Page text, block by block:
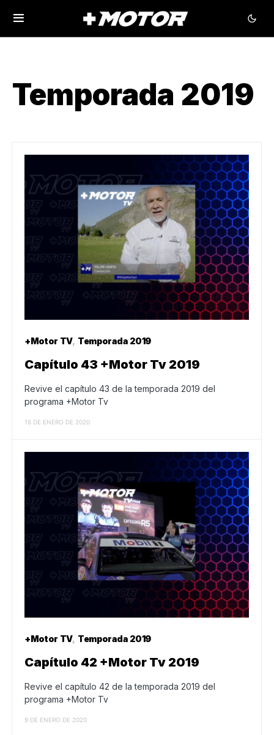
Temporada 2019
+Motor TV Temporada 2019
Capítulo 43 +Motor Tv 2019
Revive el capítulo 43 de la temporada 2019 del
programa +Motor Tv
16 DE ENERO DE 2020
+Motor TV Temporada 2019
Capítulo 42 +Motor Tv 2019
Revive el capítulo 42 de la temporada 2019 del
programa +Motor Tv
9 DE ENERO DE 2020